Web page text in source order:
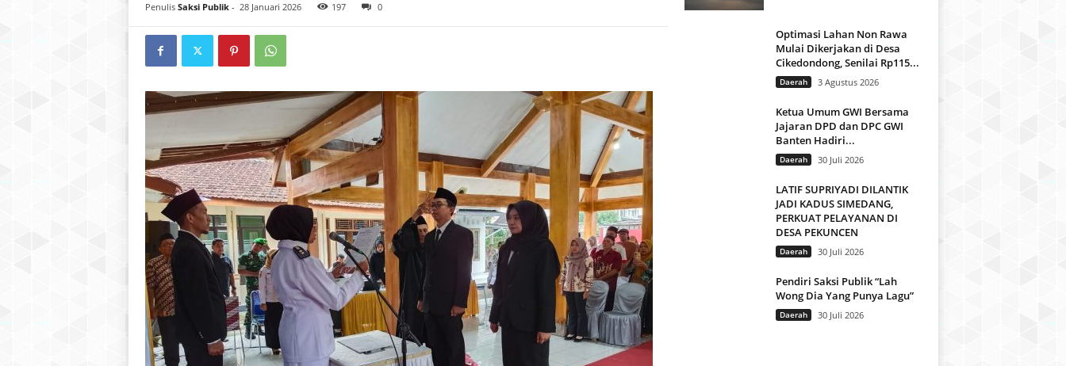
Penulis Saksi Publik- 28 Januari 2026 197 0
Optimasi Lahan Non Rawa
Mulai Dikerjakan di Desa
Cikedondong, Senilai Rp115...
Daerah 3 Agustus 2026
Ketua Umum GWI Bersama
Jajaran DPD dan DPC GWI
Banten Hadiri...
Daerah 30 Juli 2026
LATIF SUPRIYADI DILANTIK
JADI KADUS SIMEDANG,
PERKUAT PELAYANAN DI
DESA PEKUNCEN
Daerah 30 Juli 2026
Pendiri Saksi Publik “Lah
Wong Dia Yang Punya Lagu”
Daerah 30 Juli 2026